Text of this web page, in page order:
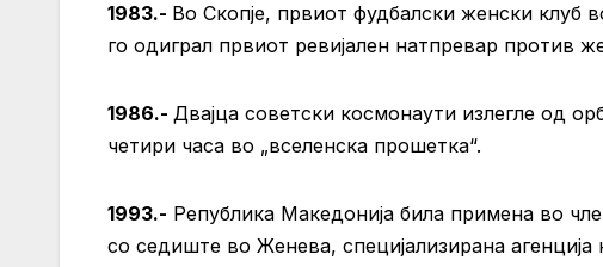
1983.- Во Скопје, првиот фудбалски женски клуб
го одиграл првиот ревијален натпревар
1986.- Двајца советски космонаути излегле од
четири часа во „вселенска прошетка“.
1993.- Република Македонија била примена во
со седиште во Женева, специјализирана